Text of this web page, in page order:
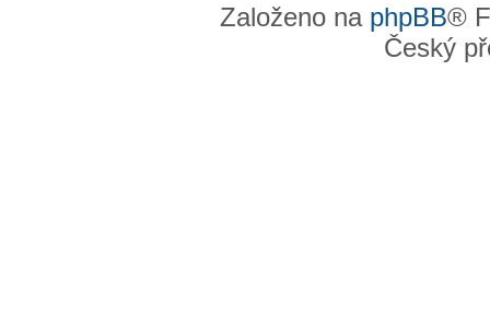
Založeno na phpBB®
Český